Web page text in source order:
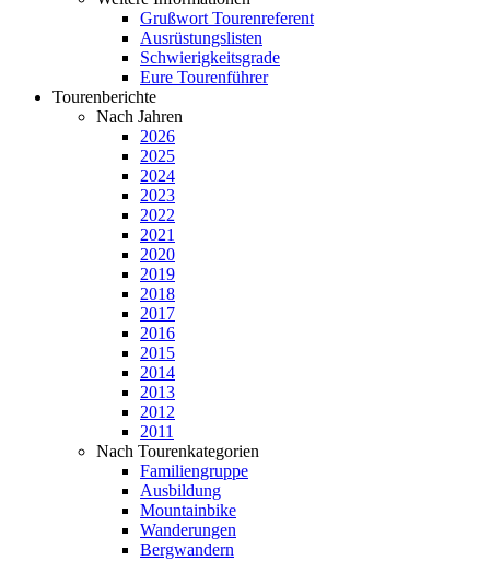
Grußwort Tourenreferent
Ausrüstungslisten
Schwierigkeitsgrade
Eure Tourenführer
Tourenberichte
Nach Jahren
2026
2025
2024
2023
2022
2021
2020
2019
2018
2017
2016
2015
2014
2013
2012
2011
Nach Tourenkategorien
Familiengruppe
Ausbildung
Mountainbike
Wanderungen
Bergwandern